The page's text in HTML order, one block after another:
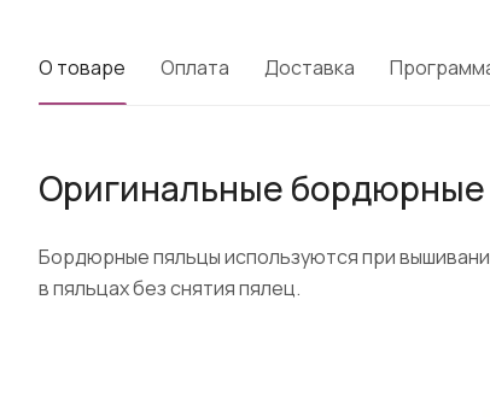
О товаре Оплата Доставка
Оригинальные бордюрные
Бордюрные пяльцы используются при
в пяльцах без снятия пялец.